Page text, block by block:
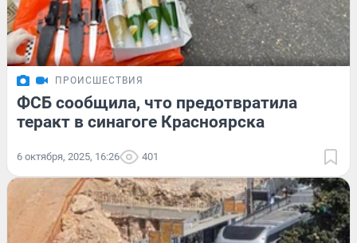
ПРОИСШЕСТВИЯ
ФСБ сообщила, что предотвратила
теракт в синагоге Красноярска
6 октября, 2025, 16:26 401